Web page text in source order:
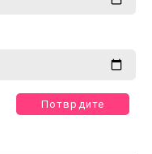
Потврдите